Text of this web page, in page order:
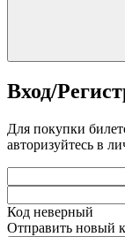
Вход/
Для покупки
авторизуйтесь в
Код неверный
Отправить новый